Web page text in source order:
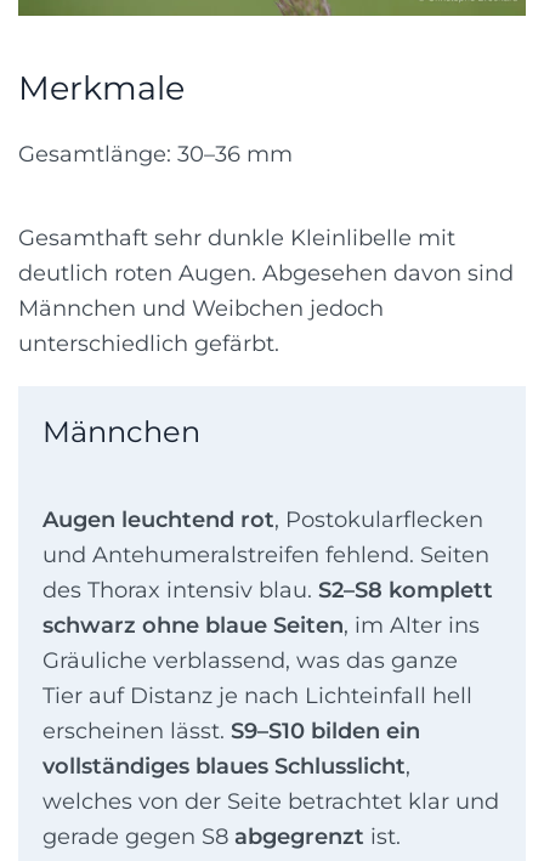
Merkmale
Gesamtlänge: 30–36 mm
Gesamthaft sehr dunkle Kleinlibelle mit
deutlich roten Augen. Abgesehen davon sind
Männchen und Weibchen jedoch
unterschiedlich gefärbt.
Männchen
Augen leuchtend rot, Postokularflecken
und Antehumeralstreifen fehlend. Seiten
des Thorax intensiv blau. S2–S8 komplett
schwarz ohne blaue Seiten, im Alter ins
Gräuliche verblassend, was das ganze
Tier auf Distanz je nach Lichteinfall hell
erscheinen lässt. S9–S10 bilden ein
vollständiges blaues Schlusslicht,
welches von der Seite betrachtet klar und
gerade gegen S8 abgegrenzt ist.